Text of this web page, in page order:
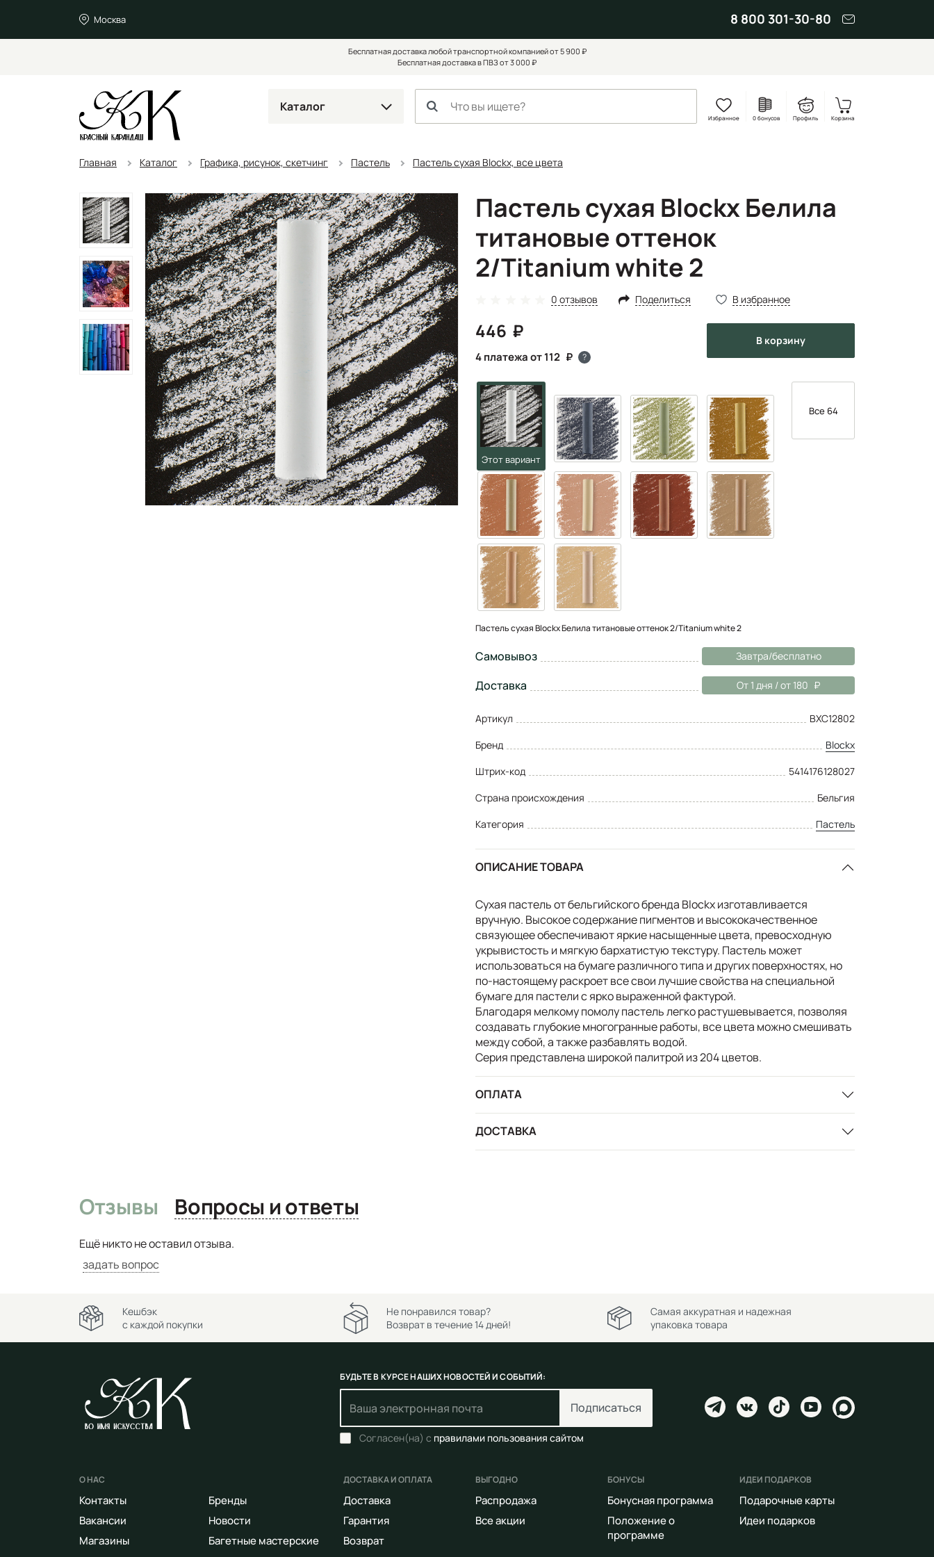
Москва 8 800 301-30-80
Бесплатная доставка любой транспортной компанией от 5 900 ₽
Бесплатная доставка в ПВЗ от 3 000 ₽
Каталог
Избранное 0 бонусов Профиль Корзина
Главная Каталог Графика, рисунок, скетчинг Пастель Пастель сухая Blockx, все цвета
Пастель сухая Blockx Белила
титановые оттенок
2/Titanium white 2
0 отзывов Поделиться В избранное
446
4 платежа от 112 ?
в корзину
Все 64
Пастель сухая Blockx Белила титановые оттенок 2/Titanium white 2
Самовывоз Завтра/бесплатно
Доставка От 1 дня / от 180
Артикул
BXC12802
Бренд
Blockx
Штрих-код
5414176128027
Страна происхождения
Бельгия
Категория
Пастель
ОПИСАНИЕ ТОВАРА
Сухая пастель от бельгийского бренда Blockx изготавливается
вручную. Высокое содержание пигментов и высококачественное
связующее обеспечивают яркие насыщенные цвета, превосходную
укрывистость и мягкую бархатистую текстуру. Пастель может
использоваться на бумаге различного типа и других поверхностях, но
по-настоящему раскроет все свои лучшие свойства на специальной
бумаге для пастели с ярко выраженной фактурой.
Благодаря мелкому помолу пастель легко растушевывается, позволяя
создавать глубокие многогранные работы, все цвета можно смешивать
между собой, а также разбавлять водой.
Серия представлена широкой палитрой из 204 цветов.
ОПЛАТА
ДОСТАВКА
Отзывы Вопросы и ответы
Ещё никто не оставил отзыва.
задать вопрос
Кешбэк
с каждой покупки
Не понравился товар?
Возврат в течение 14 дней!
Самая аккуратная и надежная
упаковка товара
БУДЬТЕ В КУРСЕ НАШИХ НОВОСТЕЙ И СОБЫТИЙ:
Подписаться
Согласен(на) с правилами пользования сайтом
О НАС
Контакты
Вакансии
Магазины
Бренды
Новости
Багетные мастерские
ДОСТАВКА И ОПЛАТА
Доставка
Гарантия
Возврат
ВЫГОДНО
Распродажа
Все акции
БОНУСЫ
Бонусная программа
Положение о
программе
ИДЕИ ПОДАРКОВ
Подарочные карты
Идеи подарков